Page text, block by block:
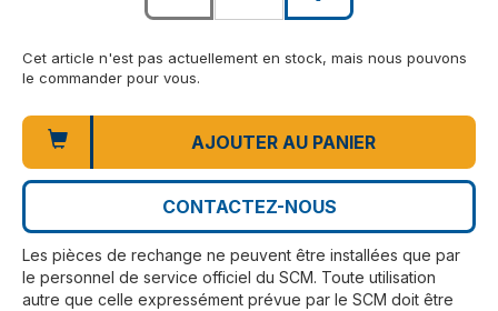
Cet article n'est pas actuellement en stock, mais nous pouvons
le commander pour vous.
AJOUTER AU PANIER
CONTACTEZ-NOUS
Les pièces de rechange ne peuvent être installées que par
le personnel de service officiel du SCM. Toute utilisation
autre que celle expressément prévue par le SCM doit être